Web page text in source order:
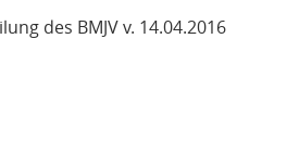
des BMJV v. 14.04.2016